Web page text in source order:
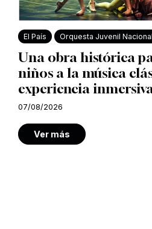
El País Orquesta Juvenil Nacional
Una obra histórica
niños a la música
experiencia
07/08/2026
Ver más